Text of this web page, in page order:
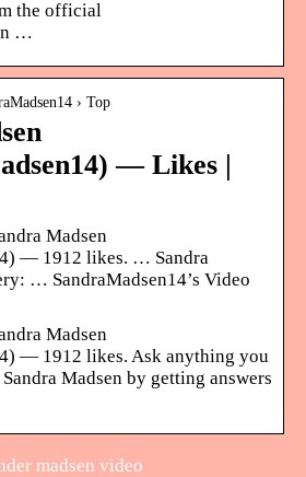
the official
…
› Top
— Likes |
Madsen
— 1912 likes. … Sandra
… SandraMadsen14’s Video
Madsen
— 1912 likes. Ask anything you
Madsen by getting answers
madsen video